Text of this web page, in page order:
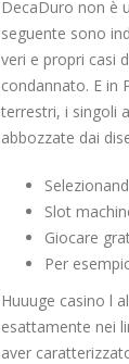
DecaDuro non è
seguente sono
veri e propri casi
condannato. E in
terrestri, i singoli
abbozzate dai
Slot
Giocare
Per
Huuuge casino l
esattamente nei
aver